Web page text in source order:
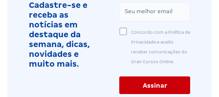
Cadastre-se e
receba as
notícias em
destaque da
semana, dicas,
novidades e
muito mais.
Concordo com a Política de
Privacidade e aceito
receber comunicações do
Gran Cursos Online.